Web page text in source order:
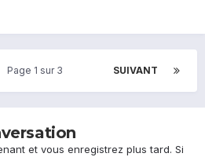
SUIVANT
Page 1 sur 3
et vous enregistrez plus tard. Si